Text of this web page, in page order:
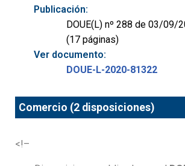
Publicación:
DOUE(L) nº 288 de 03/09/
(17 páginas)
Ver documento:
DOUE-L-2020-81322
Comercio (2 disposiciones)
<!–